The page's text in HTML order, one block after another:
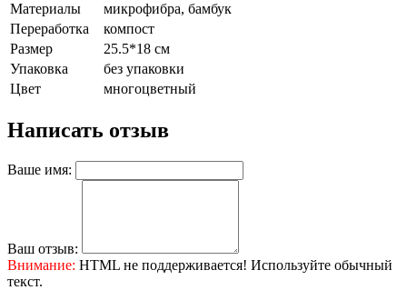
Материалы
микрофибра, бамбук
Переработка
компост
Размер
25.5*18 см
Упаковка
без упаковки
Цвет
многоцветный
Написать отзыв
Ваше имя:
Ваш отзыв:
Внимание: HTML не поддерживается! Используйте обычный
текст.